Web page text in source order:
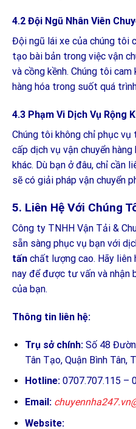
4.2 Đội Ngũ Nhân Viên
Đội ngũ lái xe của chúng tôi
tạo bài bản trong việc vận
và cồng kềnh. Chúng tôi
hàng hóa trong suốt quá
4.3 Phạm Vi Dịch Vụ Rộng
Chúng tôi không chỉ phục vụ
cấp dịch vụ vận chuyển
khác. Dù bạn ở đâu, chỉ cần
sẽ có giải pháp vận chuyển
5. Liên Hệ Với Chúng
Công ty TNHH Vận Tải &
sẵn sàng phục vụ bạn với
tấn chất lượng cao. Hãy liên
nay để được tư vấn và nhận
của bạn.
Thông tin liên hệ:
Trụ sở chính:Số 48
Tân Tạo, Quận Bình Tân,
Hotline:0707.707.115 –
Email:
Website: